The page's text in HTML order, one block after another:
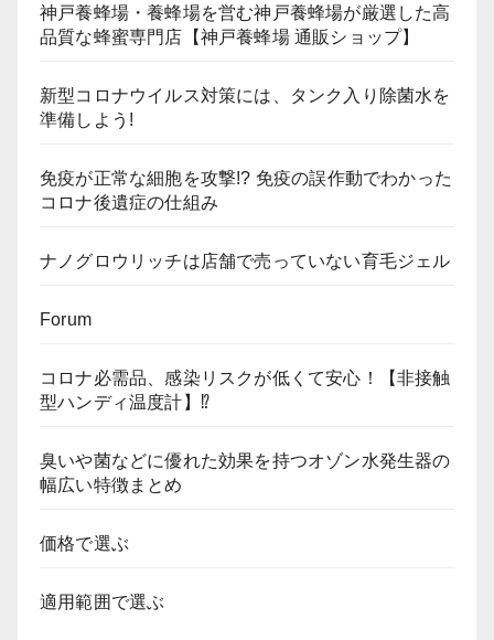
神戸養蜂場・養蜂場を営む神戸養蜂場が厳選した高
品質な蜂蜜専門店【神戸養蜂場 通販ショップ】
新型コロナウイルス対策には、タンク入り除菌水を
準備しよう!
免疫が正常な細胞を攻撃!? 免疫の誤作動でわかった
コロナ後遺症の仕組み
ナノグロウリッチは店舗で売っていない育毛ジェル
Forum
コロナ必需品、感染リスクが低くて安心！【非接触
型ハンディ温度計】⁉
臭いや菌などに優れた効果を持つオゾン水発生器の
幅広い特徴まとめ
価格で選ぶ
適用範囲で選ぶ